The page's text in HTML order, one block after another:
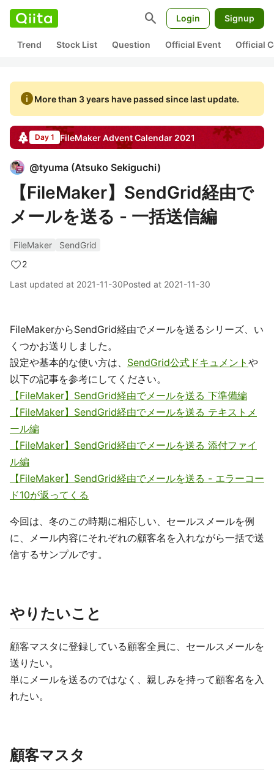
search Login Signup
Trend Stock List Question Official Event Official
infoMore than 3 years have passed since last update.
Day 1 FileMakerAdvent Calendar 2021
@tyuma (Atsuko Sekiguchi)
【FileMaker】SendGrid経由で
メールを送る - 一括送信編
FileMaker
SendGrid
2
Last updated at 2021-11-30Posted at 2021-11-30
FileMakerからSendGrid経由でメールを送るシリーズ、い
くつかお送りしました。
設定や基本的な使い方は、 SendGrid公式ドキュメント や
以下の記事を参考にしてください。
【FileMaker】SendGrid経由でメールを送る 下準備編
【FileMaker】SendGrid経由でメールを送る テキストメ
ール編
【FileMaker】SendGrid経由でメールを送る 添付ファイ
ル編
【FileMaker】SendGrid経由でメールを送る - エラーコー
ド10が返ってくる
今回は、冬のこの時期に相応しい、セールスメールを例
に、メール内容にそれぞれの顧客名を入れながら一括で送
信するサンプルです。
やりたいこと
顧客マスタに登録している顧客全員に、セールスメールを
送りたい。
単にメールを送るのではなく、親しみを持って顧客名を入
れたい。
顧客マスタ